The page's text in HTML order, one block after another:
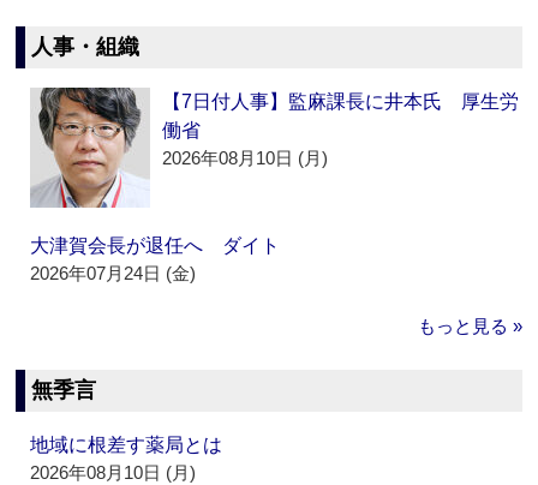
人事・組織
【7日付人事】監麻課長に井本氏 厚生労
働省
2026年08月10日 (月)
大津賀会長が退任へ ダイト
2026年07月24日 (金)
もっと見る »
無季言
地域に根差す薬局とは
2026年08月10日 (月)